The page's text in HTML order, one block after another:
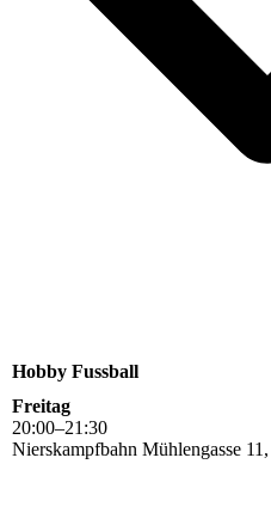
Hobby Fussball
Freitag
20:00–21 :30
Nierskampfbahn Mühlengasse